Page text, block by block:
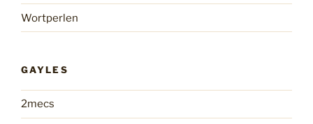
Wortperlen
GAYLES
2mecs